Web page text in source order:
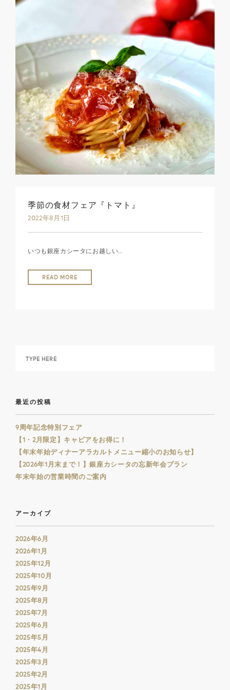
季節の食材フェア『トマト』
2022年8月1日
いつも銀座カシータにお越しい…
READ MORE
最近の投稿
9周年記念特別フェア
【1・2月限定】キャビアをお得に！
【年末年始ディナーアラカルトメニュー縮小のお知らせ】
【2026年1月末まで！】銀座カシータの忘新年会プラン
年末年始の営業時間のご案内
アーカイブ
2026年6月
2026年1月
2025年12月
2025年10月
2025年9月
2025年8月
2025年7月
2025年6月
2025年5月
2025年4月
2025年3月
2025年2月
2025年1月